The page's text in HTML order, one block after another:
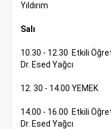
Yıldırım
Salı
10.30 - 12.30 Etkili
Dr. Esed Yağcı
12. 30 - 14.00 YEMEK
14.00 - 16.00 Etkili
Dr. Esed Yağcı